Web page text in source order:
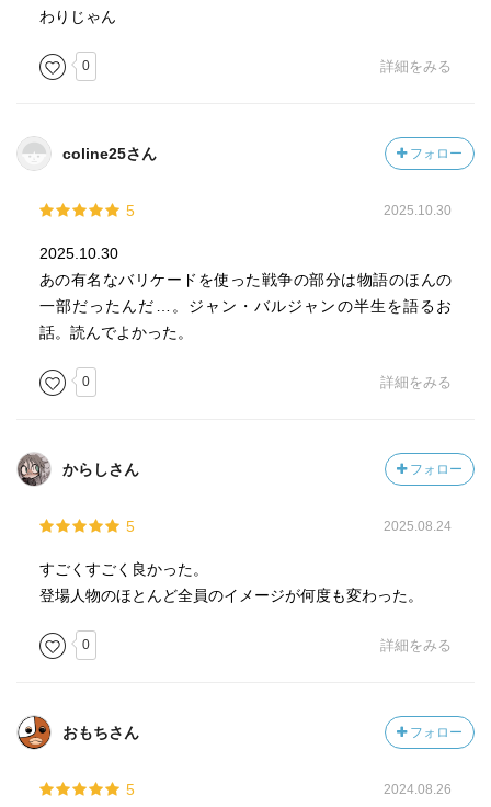
わりじゃん
0 詳細をみる
coline25さん フォロー
5 2025.10.30
2025.10.30
あの有名なバリケードを使った戦争の部分は物語のほんの
一部だったんだ…。ジャン・バルジャンの半生を語るお
話。読んでよかった。
0 詳細をみる
からしさん フォロー
5 2025.08.24
すごくすごく良かった。
登場人物のほとんど全員のイメージが何度も変わった。
0 詳細をみる
おもちさん フォロー
5 2024.08.26